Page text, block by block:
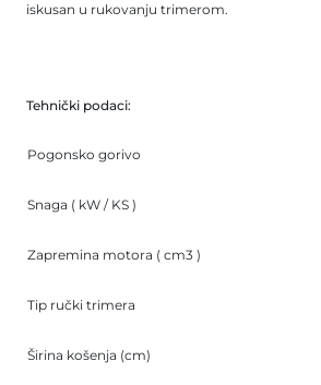
iskusan u rukovanju trimerom.
Tehnički podaci:
Pogonsko gorivo
Snaga ( kW / KS )
Zapremina motora ( cm3 )
Tip ručki trimera
Širina košenja (cm)